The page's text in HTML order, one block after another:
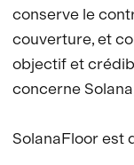
conserve le
couverture, et
objectif et
concerne
SolanaFloor est